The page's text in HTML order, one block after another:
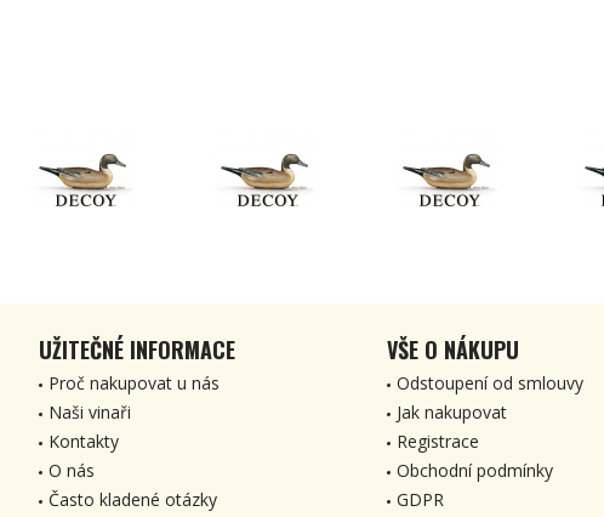
UŽITEČNÉ INFORMACE
Proč nakupovat u nás
Naši vinaři
Kontakty
O nás
Často kladené otázky
VŠE O NÁKUPU
Odstoupení od smlouvy
Jak nakupovat
Registrace
Obchodní podmínky
GDPR